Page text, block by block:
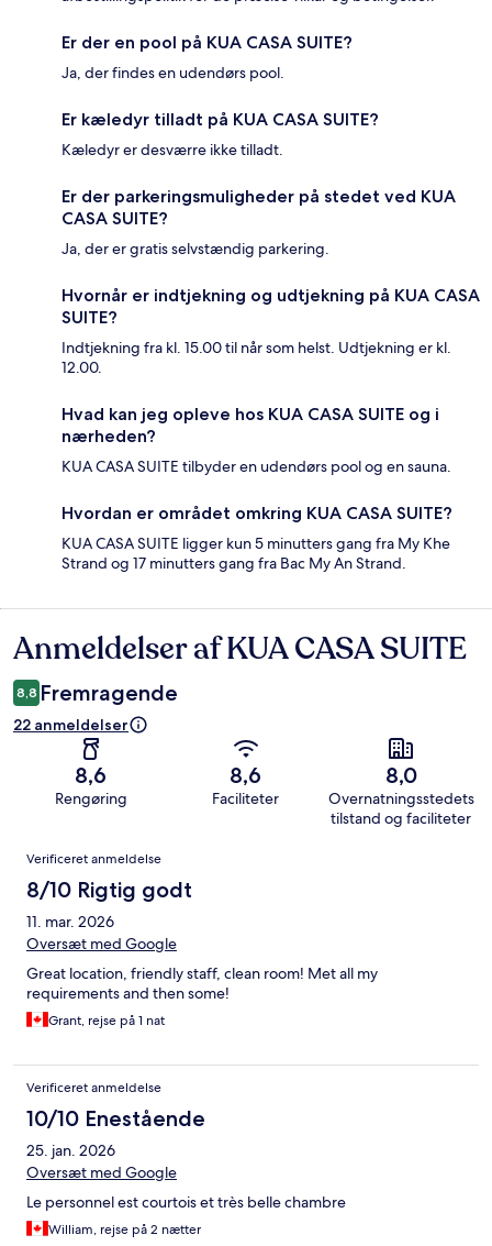
Er der en pool på KUA CASA SUITE?
Ja, der findes en udendørs pool.
Er kæledyr tilladt på KUA CASA SUITE?
Kæledyr er desværre ikke tilladt.
Er der parkeringsmuligheder på stedet ved KUA
CASA SUITE?
Ja, der er gratis selvstændig parkering.
Hvornår er indtjekning og udtjekning på KUA CASA
SUITE?
Indtjekning fra kl. 15.00 til når som helst. Udtjekning er kl.
12.00.
Hvad kan jeg opleve hos KUA CASA SUITE og i
nærheden?
KUA CASA SUITE tilbyder en udendørs pool og en sauna.
Hvordan er området omkring KUA CASA SUITE?
KUA CASA SUITE ligger kun 5 minutters gang fra My Khe
Strand og 17 minutters gang fra Bac My An Strand.
Anmeldelser
Anmeldelser af KUA CASA SUITE
8,8 Fremragende
22 anmeldelser
8,6
Rengøring
8,6
Faciliteter
8,0
Overnatningsstedets
tilstand og faciliteter
Anmeldelser
Verificeret anmeldelse
8/10 Rigtig godt
11. mar. 2026
Oversæt med Google
Great location, friendly staff, clean room! Met all my
requirements and then some!
Grant, rejse på 1 nat
Verificeret anmeldelse
10/10 Enestående
25. jan. 2026
Oversæt med Google
Le personnel est courtois et très belle chambre
William, rejse på 2 nætter